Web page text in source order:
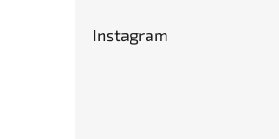
Instagram